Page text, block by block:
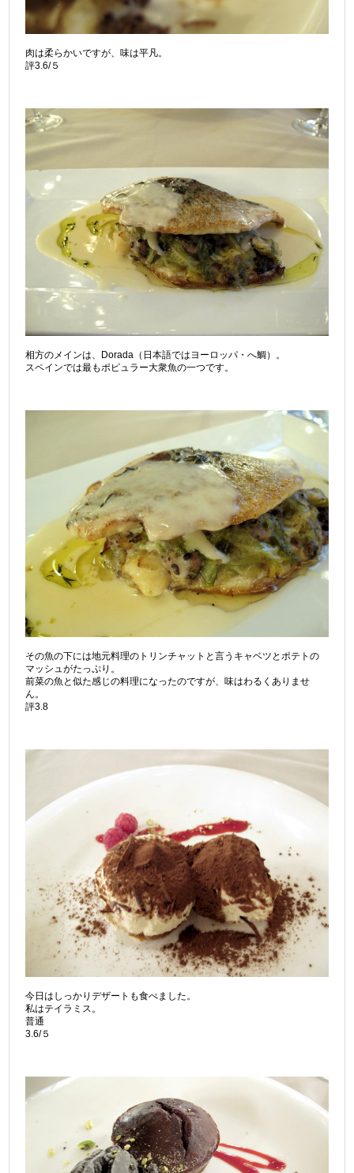
肉は柔らかいですが、味は平凡。
評3.6/５
相方のメインは、Dorada（日本語ではヨーロッパ・へ鯛）。
スペインでは最もポピュラー大衆魚の一つです。
その魚の下には地元料理のトリンチャットと言うキャベツとポテトの
マッシュがたっぷり。
前菜の魚と似た感じの料理になったのですが、味はわるくありませ
ん。
評3.8
今日はしっかりデザートも食べました。
私はテイラミス。
普通
3.6/５